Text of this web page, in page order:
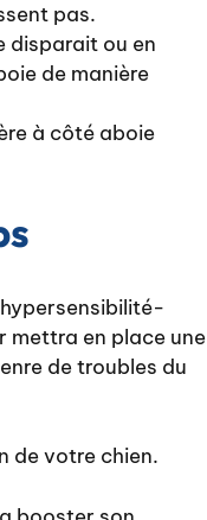
pas.
disparait ou en
de manière
à côté aboie
mettra en place une
de troubles du
de votre chien.